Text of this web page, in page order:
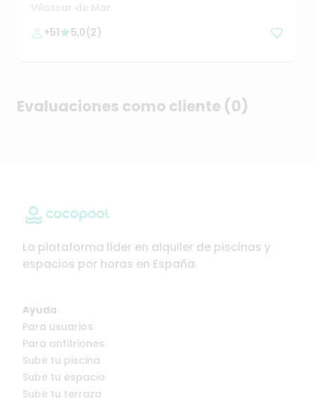
Vilassar de Mar
+51
5,0(2)
Evaluaciones como cliente (0)
La plataforma líder en alquiler de piscinas y
espacios por horas en España.
Ayuda
Para usuarios
Para anfitriones
Sube tu piscina
Sube tu espacio
Sube tu terraza